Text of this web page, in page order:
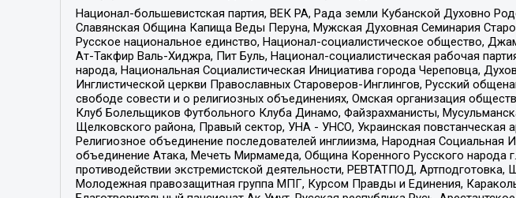
Национал-большевистская партия, ВЕК РА, Рада земли Кубанской Духовно
Славянская Община Капища Веды Перуна, Мужская Духовная Семинария
Русское национальное единство, Национал-социалистическое общество,
Ат-Такфир Валь-Хиджра, Пит Буль, Национал-социалистическая рабочая
народа, Национальная Социалистическая Инициатива города Череповца,
Инглистической церкви Православных Староверов-Инглингов, Русский
свободе совести и о религиозных объединениях, Омская организация
Клуб Болельщиков Футбольного Клуба Динамо, Файзрахманисты,
Щелковского района, Правый сектор, УНА - УНСО, Украинская повстанческая
Религиозное объединение последователей инглиизма, Народная Социальная
объединение Атака, Мечеть Мирмамеда, Община Коренного Русского
противодействии экстремистской деятельности, РЕВТАТПОД,
Молодежная правозащитная группа МПГ, Курсом Правды и Единения,